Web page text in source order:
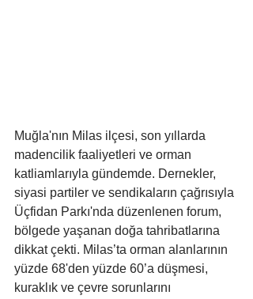
Muğla'nın Milas ilçesi, son yıllarda
madencilik faaliyetleri ve orman
katliamlarıyla gündemde. Dernekler,
siyasi partiler ve sendikaların çağrısıyla
Üçfidan Parkı'nda düzenlenen forum,
bölgede yaşanan doğa tahribatlarına
dikkat çekti. Milas’ta orman alanlarının
yüzde 68'den yüzde 60’a düşmesi,
kuraklık ve çevre sorunlarını